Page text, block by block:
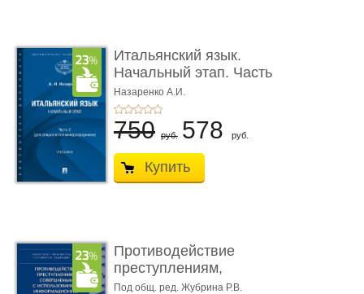
Итальянский язык.
Начальный этап. Часть
2. Учеб� ...
Назаренко А.И.
750 руб. 578 руб.
Купить
Противодействие
преступлениям,
совершаемым с ...
Под общ. ред. Жубрина Р.В.